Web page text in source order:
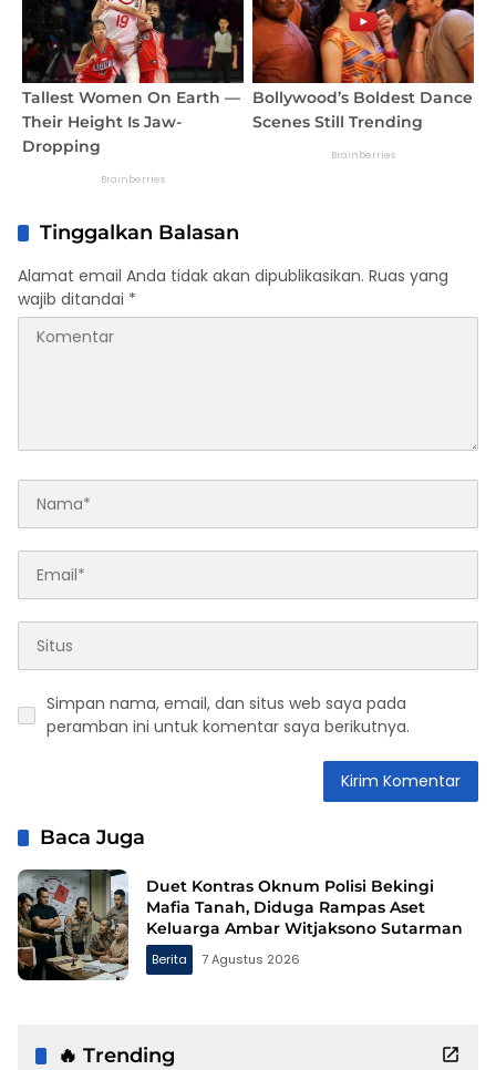
Tinggalkan Balasan
Alamat email Anda tidak akan dipublikasikan. Ruas yang
wajib ditandai *
Simpan nama, email, dan situs web saya pada
peramban ini untuk komentar saya berikutnya.
Baca Juga
Duet Kontras Oknum Polisi Bekingi
Mafia Tanah, Diduga Rampas Aset
Keluarga Ambar Witjaksono Sutarman
Berita 7 Agustus 2026
🔥 Trending